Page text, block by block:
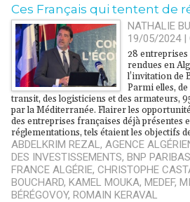
​Ces Français qui tentent de
NATHALIE
19/05/2024|
28
rendues en
l’invitation de
Parmi elles,
transit, des logisticiens et des armateurs,
par la Méditerranée. Flairer les
des entreprises françaises déjà présentes
réglementations, tels étaient les objectifs
ABDELKRIM REZAL, AGENCE
DES INVESTISSEMENTS, BNP
FRANCE ALGÉRIE, CHRISTOPHE
BOUCHARD, KAMEL MOUKA, MEDEF,
BÉRÉGOVOY, ROMAIN KERAVAL